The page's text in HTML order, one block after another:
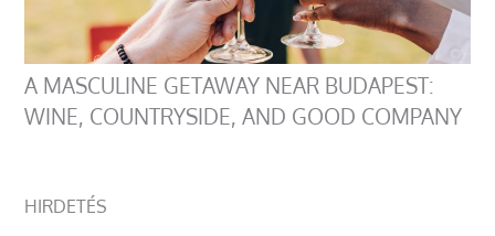
A MASCULINE GETAWAY NEAR BUDAPEST:
WINE, COUNTRYSIDE, AND GOOD COMPANY
HIRDETÉS